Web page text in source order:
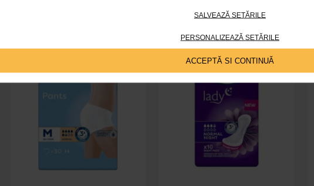
SALVEAZĂ SETĂRILE
PERSONALIZEAZĂ SETĂRILE
ACCEPTĂ SI CONTINUĂ